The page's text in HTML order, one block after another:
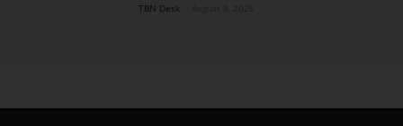
TBN Desk